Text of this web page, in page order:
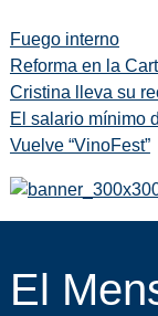
Fuego interno
Reforma en la
Cristina lleva su
El salario mínimo
Vuelve “VinoFest”
El